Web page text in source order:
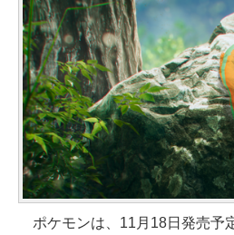
ポケモンは、11月18日発売予